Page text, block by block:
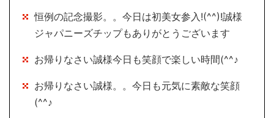
恒例の記念撮影。。今日は初美女参入!(^^)!誠様
ジャパニーズチップもありがとうございます
お帰りなさい誠様今日も笑顔で楽しい時間(^^♪
お帰りなさい誠様。。今日も元気に素敵な笑顔
(^^♪